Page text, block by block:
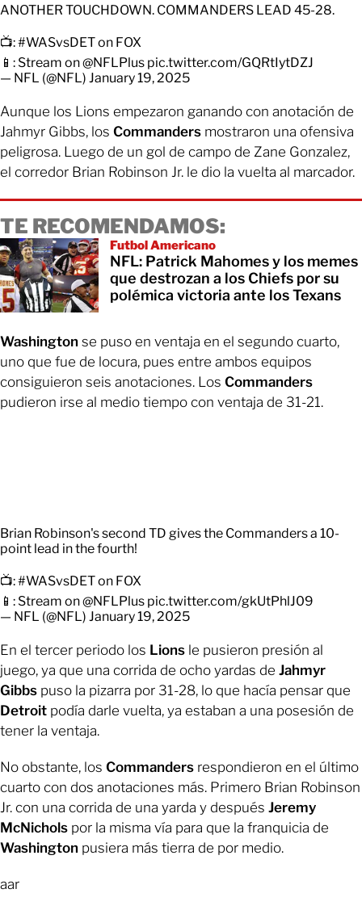
ANOTHER TOUCHDOWN. COMMANDERS LEAD 45-28.
📺:#WASvsDETon FOX
📱: Stream on@NFLPlus pic.twitter.com/GQRtIytDZJ
— NFL (@NFL) January 19, 2025
Aunque los Lions empezaron ganando con anotación de
Jahmyr Gibbs, los Commanders mostraron una ofensiva
peligrosa. Luego de un gol de campo de Zane Gonzalez,
el corredor Brian Robinson Jr. le dio la vuelta al marcador.
TE RECOMENDAMOS:
Futbol Americano
NFL: Patrick Mahomes y los memes
que destrozan a los Chiefs por su
polémica victoria ante los Texans
Washington se puso en ventaja en el segundo cuarto,
uno que fue de locura, pues entre ambos equipos
consiguieron seis anotaciones. Los Commanders
pudieron irse al medio tiempo con ventaja de 31-21.
Brian Robinson's second TD gives the Commanders a 10-
point lead in the fourth!
📺:#WASvsDETon FOX
📱: Stream on@NFLPlus pic.twitter.com/gkUtPhlJ09
— NFL (@NFL) January 19, 2025
En el tercer periodo los Lions le pusieron presión al
juego, ya que una corrida de ocho yardas de Jahmyr
Gibbs puso la pizarra por 31-28, lo que hacía pensar que
Detroit podía darle vuelta, ya estaban a una posesión de
tener la ventaja.
No obstante, los Commanders respondieron en el último
cuarto con dos anotaciones más. Primero Brian Robinson
Jr. con una corrida de una yarda y después Jeremy
McNichols por la misma vía para que la franquicia de
Washington pusiera más tierra de por medio.
aar